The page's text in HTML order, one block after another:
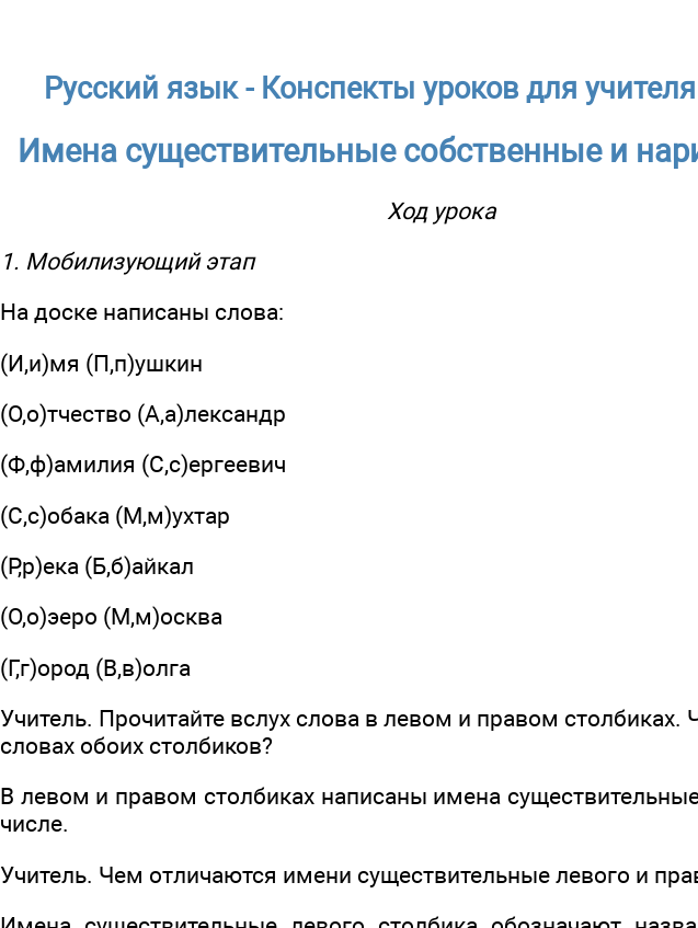
Русский язык - Конспекты уроков для
Имена существительные собственные и
Ход урока
1. Мобилизующий этап
На доске написаны слова:
(И,и)мя (П,п)ушкин
(О,о)тчество (А,а)лександр
(Ф,ф)амилия (С,с)ергеевич
(С,с)обака (М,м)ухтар
(Р,р)ека (Б,б)айкал
(О,о)эеро (М,м)осква
(Г,г)ород (В,в)олга
Учитель. Прочитайте вслух слова в левом и правом столбиках.
словах обоих столбиков?
В левом и правом столбиках написаны имена
числе.
Учитель. Чем отличаются имени существительные левого и